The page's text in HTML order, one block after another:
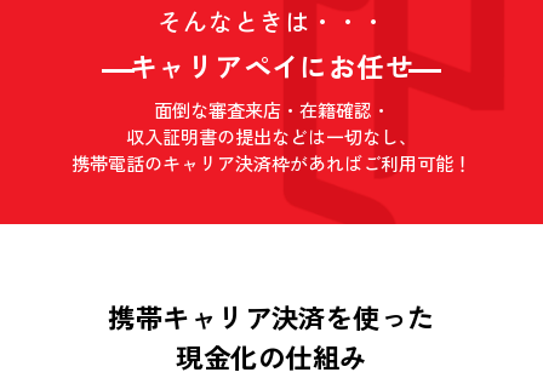
そんなときは・・・
キャリアペイにお任せ
面倒な審査来店・在籍確認・
収入証明書の提出などは一切なし、
携帯電話のキャリア決済枠があればご利用可能！
携帯キャリア決済を使った
現金化の仕組み